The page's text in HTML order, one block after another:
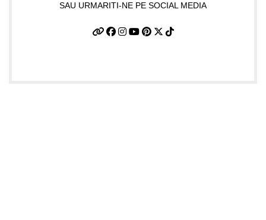
SAU URMARITI-NE PE SOCIAL MEDIA